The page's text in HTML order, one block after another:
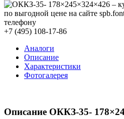
+7 (495) 108-17-86
Аналоги
Описание
Характеристики
Фотогалерея
Описание ОККЗ-35-